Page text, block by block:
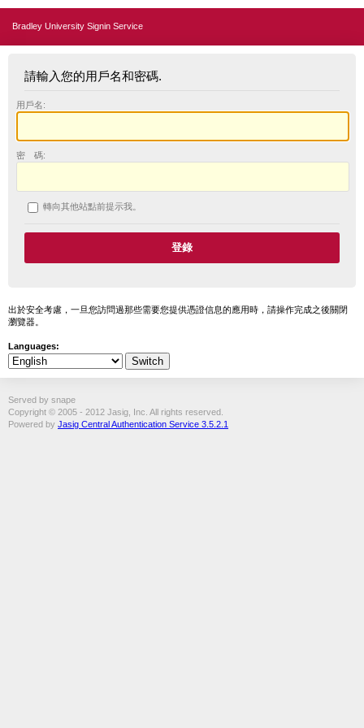
Bradley University Signin Service
請輸入您的用戶名和密碼.
用戶名:
密 碼:
轉向其他站點前提示我。
出於安全考慮，一旦您訪問過那些需要您提供憑證信息的應用時，請操作完成之後關閉
瀏覽器。
Languages:
Served by snape
Copyright © 2005 - 2012 Jasig, Inc. All rights reserved.
Powered by Jasig Central Authentication Service 3.5.2.1